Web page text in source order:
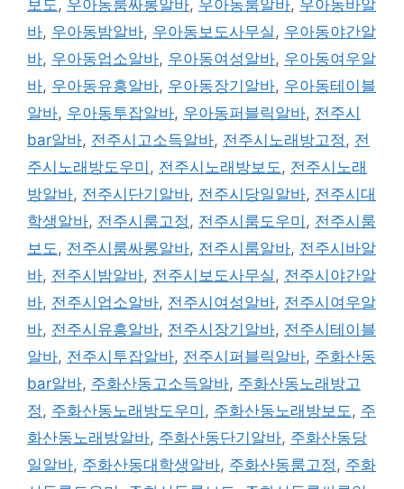
보도, 우아동룸싸롱알바, 우아동룸알바, 우아동바알
바, 우아동밤알바, 우아동보도사무실, 우아동야간알
바, 우아동업소알바, 우아동여성알바, 우아동여우알
바, 우아동유흥알바, 우아동장기알바, 우아동테이블
알바, 우아동투잡알바, 우아동퍼블릭알바, 전주시
bar알바, 전주시고소득알바, 전주시노래방고정, 전
주시노래방도우미 , 전주시노래방보도, 전주시노래
방알바, 전주시단기알바, 전주시당일알바, 전주시대
학생알바, 전주시룸고정, 전주시룸도우미 , 전주시룸
보도, 전주시룸싸롱알바, 전주시룸알바, 전주시바알
바, 전주시밤알바, 전주시보도사무실, 전주시야간알
바, 전주시업소알바, 전주시여성알바, 전주시여우알
바, 전주시유흥알바, 전주시장기알바, 전주시테이블
알바, 전주시투잡알바, 전주시퍼블릭알바, 주화산동
bar알바, 주화산동고소득알바, 주화산동노래방고
정, 주화산동노래방도우미 , 주화산동노래방보도, 주
화산동노래방알바, 주화산동단기알바, 주화산동당
일알바, 주화산동대학생알바, 주화산동룸고정, 주화